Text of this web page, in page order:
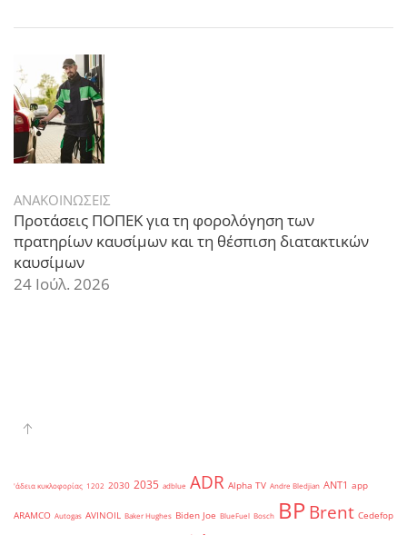
ΑΝΑΚΟΙΝΩΣΕΙΣ
Προτάσεις ΠΟΠΕΚ για τη φορολόγηση των
πρατηρίων καυσίμων και τη θέσπιση διατακτικών
καυσίμων
24 Ιούλ. 2026
'άδεια κυκλοφορίας 1202 2030 2035 adblue ADR Alpha TV Andre Bledjian ANT1 app
ARAMCO Autogas AVINOIL Baker Hughes Biden Joe BlueFuel Bosch BPBrent Cedefop